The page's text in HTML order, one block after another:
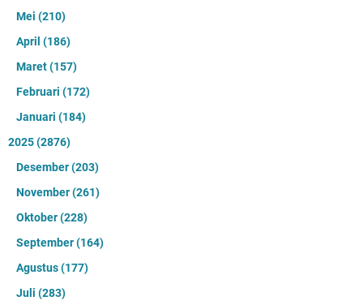
Mei (210)
April (186)
Maret(157)
Februari (172)
Januari (184)
2025(2876)
Desember(203)
November(261)
Oktober(228)
September(164)
Agustus(177)
Juli (283)